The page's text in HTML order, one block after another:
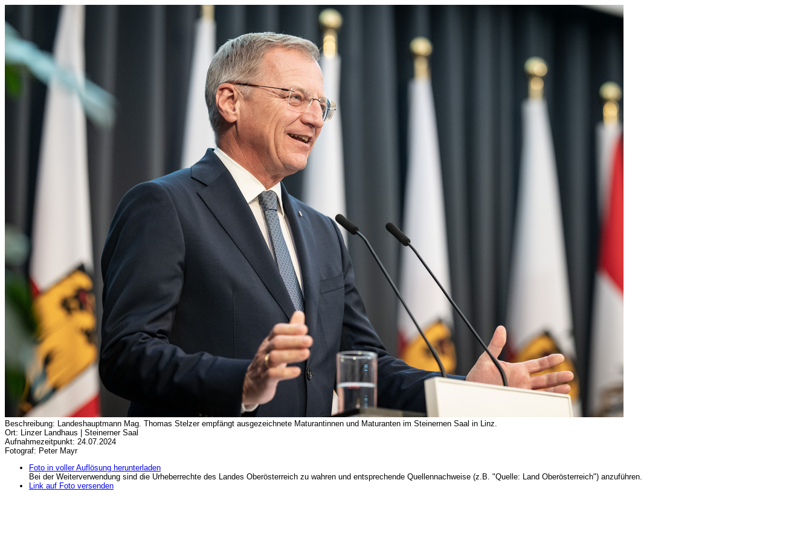
Beschreibung: Landeshauptmann Mag. Thomas Stelzer empfängt ausgezeichnete Maturantinnen und Maturanten im Steinernen Saal in Linz.
Ort: Linzer Landhaus | Steinerner Saal
Aufnahmezeitpunkt: 24.07.2024
Fotograf: Peter Mayr
Foto in voller Auflösung herunterladen
Bei der Weiterverwendung sind die Urheberrechte des Landes Oberösterreich zu wahren und entsprechende Quellennachweise (z.B. "Quelle: Land Oberösterreich") anzuführen.
Link auf Foto versenden